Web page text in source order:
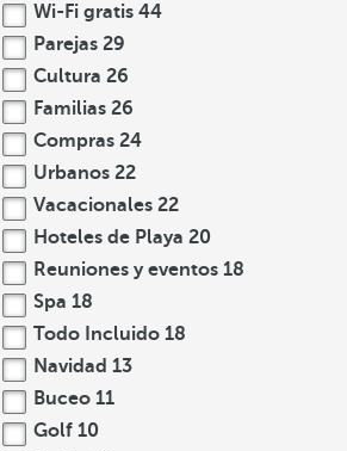
Wi-Fi gratis 44
Parejas 29
Cultura 26
Familias 26
Compras 24
Urbanos 22
Vacacionales 22
Hoteles de Playa 20
Reuniones y eventos 18
Spa 18
Todo Incluido 18
Navidad 13
Buceo 11
Golf 10